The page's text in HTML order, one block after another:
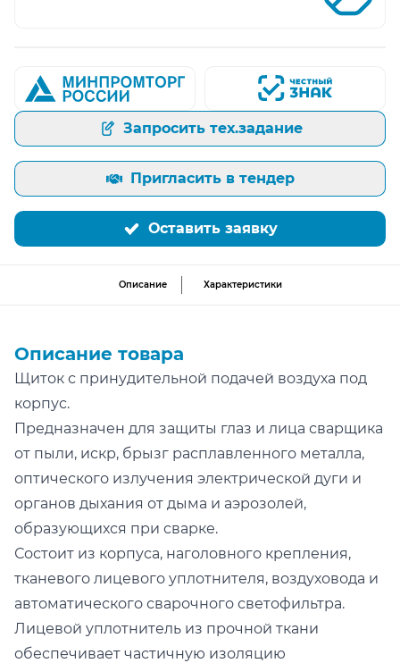
Запросить тех.задание
Пригласить в тендер
Оставить заявку
Описание Характеристики
Описание товара
Щиток с принудительной подачей воздуха под
корпус.
Предназначен для защиты глаз и лица сварщика
от пыли, искр, брызг расплавленного металла,
оптического излучения электрической дуги и
органов дыхания от дыма и аэрозолей,
образующихся при сварке.
Состоит из корпуса, наголовного крепления,
тканевого лицевого уплотнителя, воздуховода и
автоматического сварочного светофильтра.
Лицевой уплотнитель из прочной ткани
обеспечивает частичную изоляцию